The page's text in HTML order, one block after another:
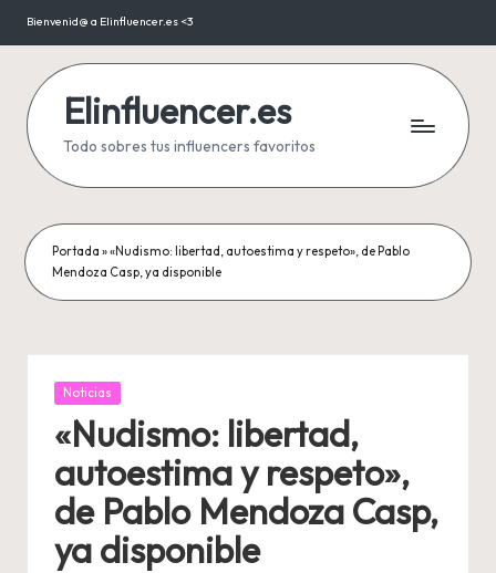
Saltar
contenido
Bienvenid@ a Elinfluencer.es <3
Elinfluencer.es
Todo sobres tus influencers favoritos
Portada »«Nudismo: libertad, autoestima y respeto», de Pablo
Mendoza Casp, ya disponible
Publicada
Noticias
«Nudismo: libertad,
autoestima y respeto»,
de Pablo Mendoza Casp,
ya disponible